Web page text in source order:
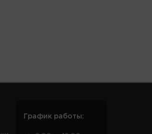
График работы: